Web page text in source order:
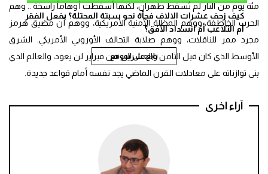
كيف زحف عشرات الالاف فجأة نحو سبتة المحتلة؟ بفعل الفقر
أم التلاعب أم انسداد الأفق؟
تابع على الموقع
مئة يوم من النار لم تُسقط طهران، لكنها أسقطت أوهاماً راسخة .. وهم
الحرب الخاطفة، ووهم المظلة الأمنية الأمريكية، ووهم أن مضيق هرمز
مجرد ممر للناقلات، ووهم صلابة التحالف الأوروبي الأمريكي. الشرق
الأوسط الذي كان قبل الثامن والعشرين من فبراير لن يعود، والعالم الذي
بنى توازناته على معادلات القرن الماضي يجد نفسه أمام قواعد جديدة.
آراء اخرى